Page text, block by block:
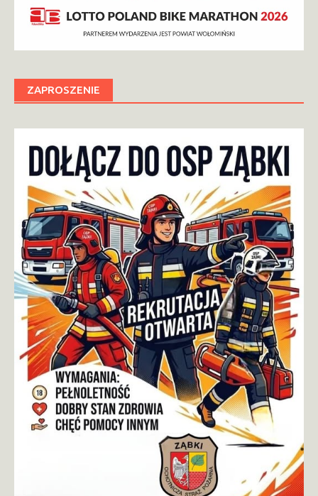
ZAPROSZENIE